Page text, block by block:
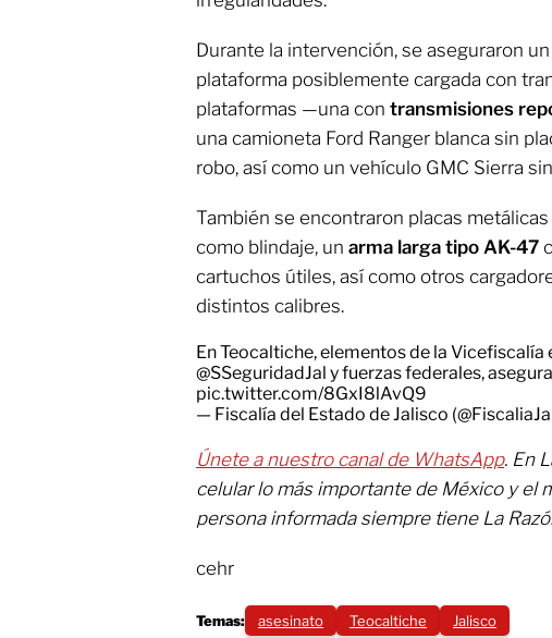
Durante la intervención, se aseguraron
plataforma posiblemente cargada con
plataformas —una con transmisiones
una camioneta Ford Ranger blanca sin
robo, así como un vehículo GMC Sierra
También se encontraron placas
como blindaje, un arma larga tipo AK-47
cartuchos útiles, así como otros
distintos calibres.
En Teocaltiche, elementos de la
@SSeguridadJal y fuerzas federales,
pic.twitter.com/8GxI8lAvQ9
— Fiscalía del Estado de Jalisco
Únete a nuestro canal de WhatsApp. En
celular lo más importante de México y el
persona informada siempre tiene La
cehr
Temas: asesinato Teocaltiche Jalisco